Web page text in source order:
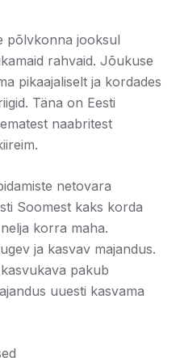
põlvkonna jooksul
rahvaid. Jõukuse
pikaajaliselt ja kordades
Täna on Eesti
naabritest
netovara
Soomest kaks korda
korra maha.
ja kasvav majandus.
pakub
uuesti kasvama